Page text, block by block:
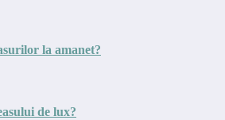
la amanet?
de lux?